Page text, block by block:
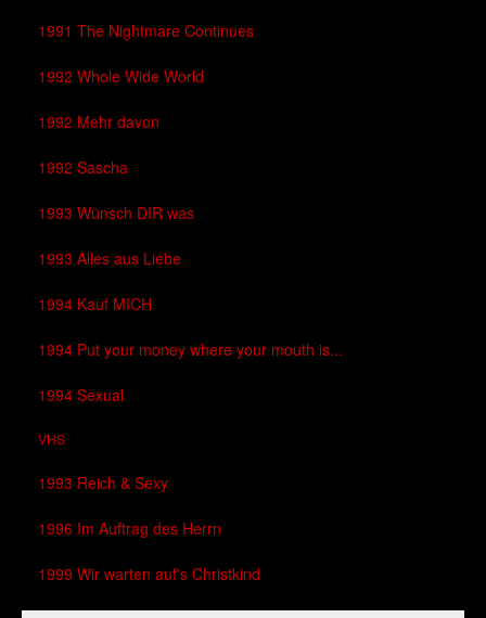
1991 The Nightmare Continues
1992 Whole Wide World
1992 Mehr davon
1992 Sascha
1993 Wünsch DIR was
1993 Alles aus Liebe
1994 Kauf MICH
1994 Put your money where your mouth is...
1994 Sexual
VHS
1993 Reich & Sexy
1996 Im Auftrag des Herrn
1999 Wir warten auf's Christkind